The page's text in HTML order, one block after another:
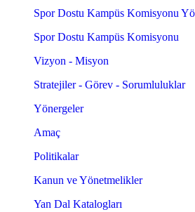
Spor Dostu Kampüs Komisyonu
Spor Dostu Kampüs Komisyonu
Vizyon - Misyon
Stratejiler - Görev - Sorumluluklar
Yönergeler
Amaç
Politikalar
Kanun ve Yönetmelikler
Yan Dal Katalogları